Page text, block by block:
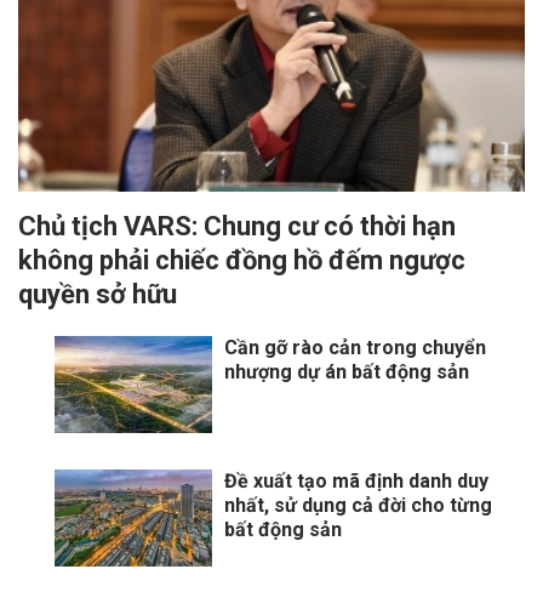
Chủ tịch VARS: Chung cư có thời hạn
không phải chiếc đồng hồ đếm ngược
quyền sở hữu
Cần gỡ rào cản trong chuyển
nhượng dự án bất động sản
Đề xuất tạo mã định danh duy
nhất, sử dụng cả đời cho từng
bất động sản